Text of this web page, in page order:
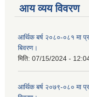
आय व्यय विवरण
आर्थिक बर्ष २०८०-०८१ मा
बिवरण।
मिति: 07/15/2024 -
आर्थिक बर्ष २०७९-०८० मा